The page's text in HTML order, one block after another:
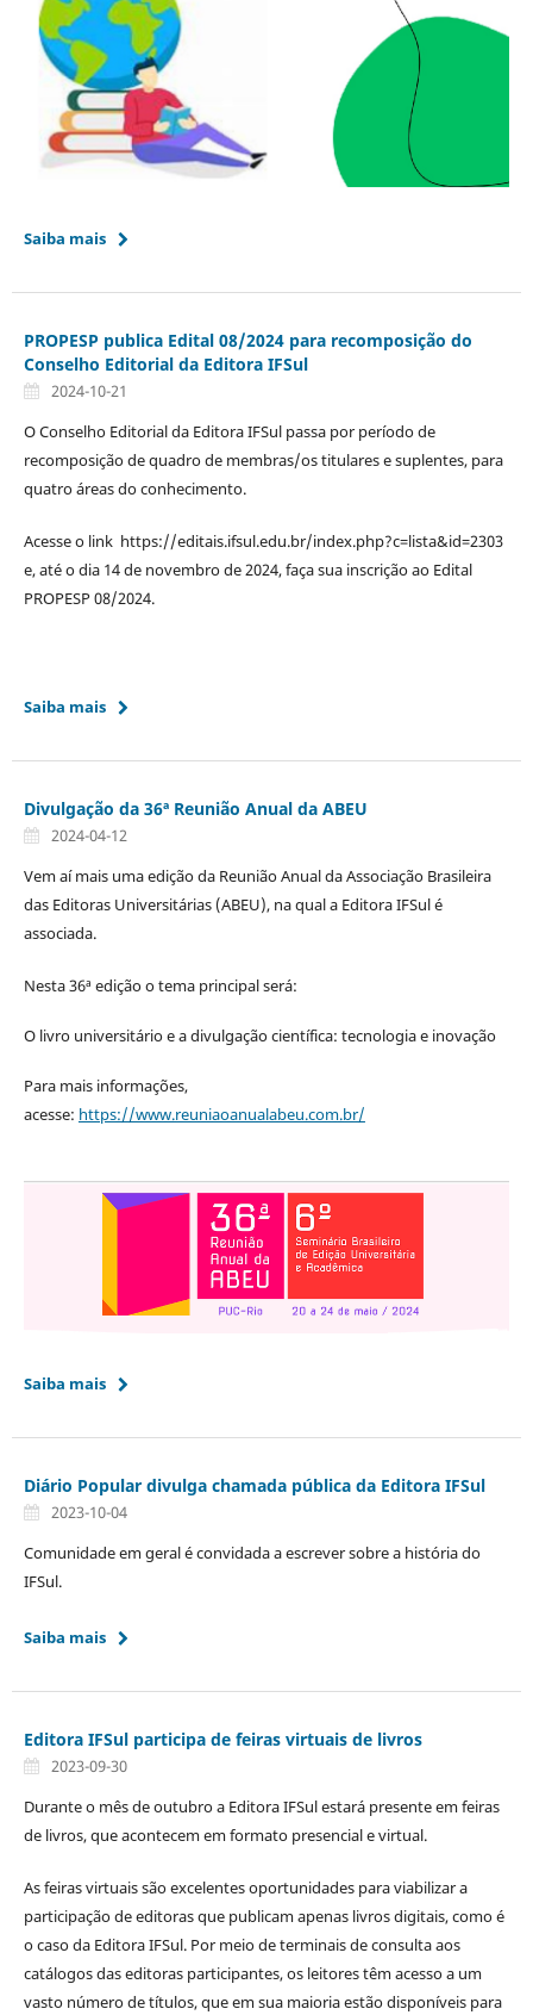
Saiba mais
PROPESP publica Edital 08/2024 para recomposição do
Conselho Editorial da Editora IFSul
2024-10-21
O Conselho Editorial da Editora IFSul passa por período de
recomposição de quadro de membras/os titulares e suplentes, para
quatro áreas do conhecimento.
Acesse o link https://editais.ifsul.edu.br/index.php?c=lista&id=2303
e, até o dia 14 de novembro de 2024, faça sua inscrição ao Edital
PROPESP 08/2024.
Saiba mais
Divulgação da 36ª Reunião Anual da ABEU
2024-04-12
Vem aí mais uma edição da Reunião Anual da Associação Brasileira
das Editoras Universitárias (ABEU), na qual a Editora IFSul é
associada.
Nesta 36ª edição o tema principal será:
O livro universitário e a divulgação científica: tecnologia e inovação
Para mais informações,
acesse: https://www.reuniaoanualabeu.com.br/
Saiba mais
Diário Popular divulga chamada pública da Editora IFSul
2023-10-04
Comunidade em geral é convidada a escrever sobre a história do
IFSul.
Saiba mais
Editora IFSul participa de feiras virtuais de livros
2023-09-30
Durante o mês de outubro a Editora IFSul estará presente em feiras
de livros, que acontecem em formato presencial e virtual.
As feiras virtuais são excelentes oportunidades para viabilizar a
participação de editoras que publicam apenas livros digitais, como é
o caso da Editora IFSul. Por meio de terminais de consulta aos
catálogos das editoras participantes, os leitores têm acesso a um
vasto número de títulos, que em sua maioria estão disponíveis para